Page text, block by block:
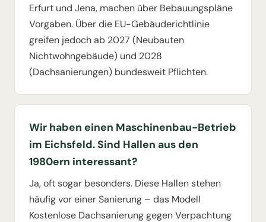
Erfurt und Jena, machen über Bebauungspläne
Vorgaben. Über die EU-Gebäuderichtlinie
greifen jedoch ab 2027 (Neubauten
Nichtwohngebäude) und 2028
(Dachsanierungen) bundesweit Pflichten.
Wir haben einen Maschinenbau-Betrieb
im Eichsfeld. Sind Hallen aus den
1980ern interessant?
Ja, oft sogar besonders. Diese Hallen stehen
häufig vor einer Sanierung – das Modell
Kostenlose Dachsanierung gegen Verpachtung